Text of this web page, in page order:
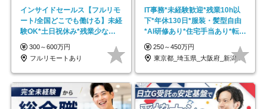
インサイドセールス【フルリモ
ート/全国どこでも働ける】未経
験OK*土日祝休み*残業少なめ*
在宅勤務手当あり
300～600万円
フルリモートあり
IT事務*未経験歓迎*残業10h以
下*年休130日*服装・髪型自由
*AI研修あり*住宅手当あり*転勤
なし
250～450万円
東京都_埼玉県_大阪府_新潟県_福岡県